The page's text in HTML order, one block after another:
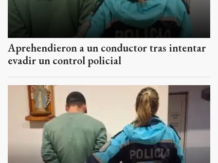
Aprehendieron a un conductor tras intentar
evadir un control policial